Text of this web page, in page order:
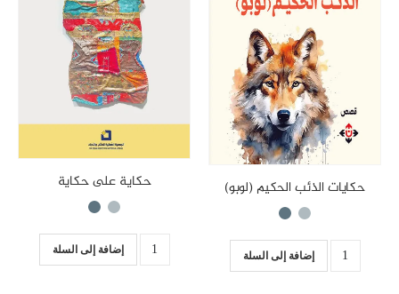
حكايات الذئب الحكيم (لوبو)
إضافة إلى السلة
حكاية على حكاية
إضافة إلى السلة